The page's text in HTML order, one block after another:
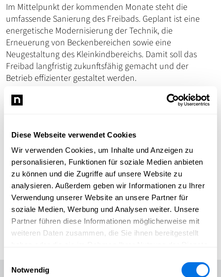
Diese Webseite verwendet Cookies
Wir verwenden Cookies, um Inhalte und Anzeigen zu
personalisieren, Funktionen für soziale Medien anbieten
zu können und die Zugriffe auf unsere Website zu
analysieren. Außerdem geben wir Informationen zu Ihrer
Verwendung unserer Website an unsere Partner für
soziale Medien, Werbung und Analysen weiter. Unsere
Partner führen diese Informationen möglicherweise mit
weiteren Daten zusammen, die Sie ihnen bereitgestellt
Notwendig
Im Mittelpunkt der kommenden Monate steht die
umfassende Sanierung des Freibads. Geplant ist eine
energetische Modernisierung der Technik, die
Erneuerung von Beckenbereichen sowie eine
Neugestaltung des Kleinkindbereichs. Damit soll das
Freibad langfristig zukunftsfähig gemacht und der
Betrieb effizienter gestaltet werden.
Die Arbeiten markieren einen wichtigen Schritt für die
städtische Bäderinfrastruktur – gleichzeitig bedeutet dies
Stand soll das Freibad erst zur Saison 2028 wieder
vollständig öffnen.
Engagement bleibt entscheidend
Trotz der bevorstehenden Bauphase bleibt das
Engagement rund um das Bad hoch. Der Förderverein
unterstützt weiterhin den laufenden Betrieb, organisiert
Arbeitseinsätze und begleitet die Übergangsphase aktiv.
Auch in dieser Saison zeigt sich erneut, wie stark das
Das Ladenburger Freibad erlebt 2026 eine besondere